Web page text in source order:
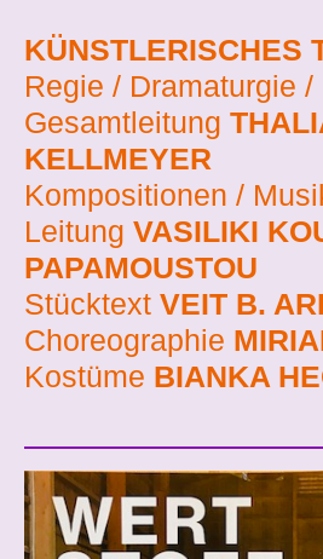
KÜNSTLERISCHES
Regie / Dramaturgie /
Gesamtleitung
KELLMEYER
Kompositionen /
Leitung VASILIKI
PAPAMOUSTOU
Stücktext VEIT B.
Choreographie
Kostüme BIANKA